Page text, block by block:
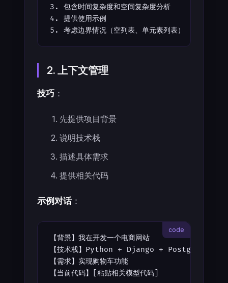
3. 包含时间复杂度和空间复杂度分析
4. 提供使用示例
5. 考虑边界情况（空列表、单元素列表）
2. 上下文管理
技巧 ：
先提供项目背景
说明技术栈
描述具体需求
提供相关代码
示例对话：
【背景】我在开发一个电商网站
【技术栈】Python + Django + PostgreSQL
【需求】实现购物车功能
【当前代码】[粘贴相关模型代码]